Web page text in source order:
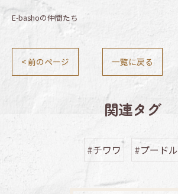
E-bashoの仲間たち
< 前のページ 一覧に戻る
関連タグ
#チワワ #プードル